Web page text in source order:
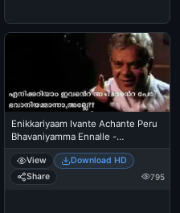
Enikkariyaam Ivante Achante Peru
Bhavaniyamma Ennalle -
Shankaraadi
View
Download HD
Share
795